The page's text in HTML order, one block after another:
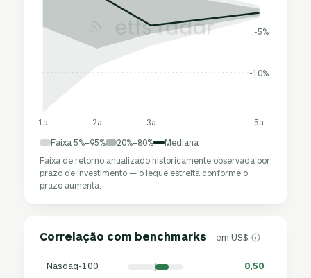
-10%
-5%
1a 2a 3a 5a
Faixa 5%–95% 20%–80%
Mediana
Faixa de retorno anualizado historicamente observada por
prazo de investimento — o leque estreita conforme o
prazo aumenta.
Correlação com benchmarks · em US$
Nasdaq-100 0,50